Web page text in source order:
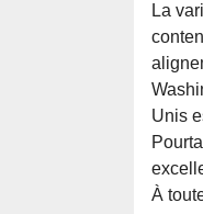
La
Unis
À